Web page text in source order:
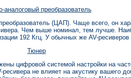
аналоговый преобразователь
(ЦАП). Чаще всего, он
Чем выше номинал, тем лучше.
192 Кгц. У обычных же AV-
Тюнер
цифровой системой настройки на
не влияет на акустику вашего